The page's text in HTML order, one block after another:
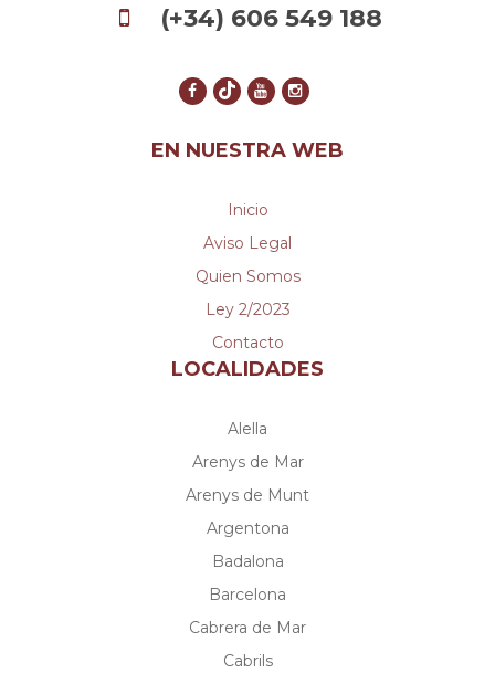
(+34) 606 549 188
EN NUESTRA WEB
Inicio
Aviso Legal
Quien Somos
Ley 2/2023
Contacto
LOCALIDADES
Alella
Arenys de Mar
Arenys de Munt
Argentona
Badalona
Barcelona
Cabrera de Mar
Cabrils